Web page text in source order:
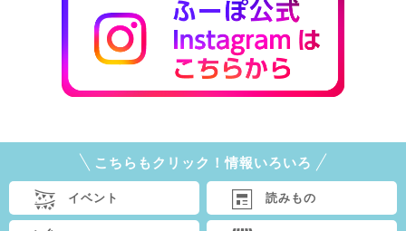
こちらもクリック！情報いろいろ
イベント 読みもの